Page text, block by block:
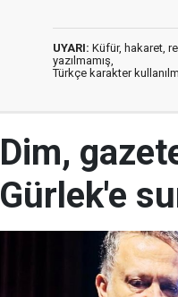
UYARI: Küfür, hakaret,
yazılmamış,
Türkçe karakter
Dim,
Gürlek'e